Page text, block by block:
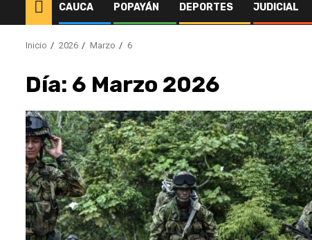
CAUCA POPAYÁN DEPORTES JUDICIAL
Inicio 2026 Marzo 6
Día: 6 Marzo 2026